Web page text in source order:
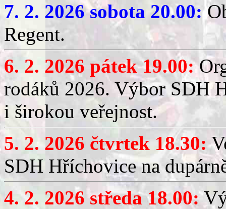
7. 2. 2026 sobota 20.00:
Regent.
6. 2. 2026 pátek 19.00:
rodáků 2026. Výbor SDH
i širokou veřejnost.
5. 2. 2026 čtvrtek 18.30:
SDH Hříchovice na
4. 2. 2026 středa 18.00: